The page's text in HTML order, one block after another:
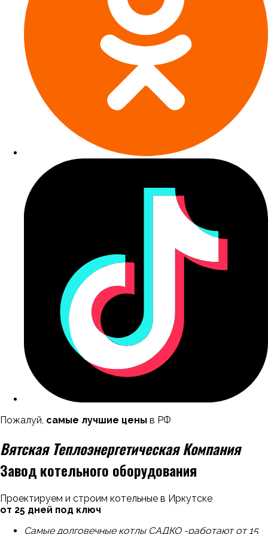
Пожалуй, самые лучшие цены в РФ
Вятская Теплоэнергетическая Компания
Завод котельного оборудования
Проектируем и строим котельные в Иркутске
от 25 дней под ключ
Самые долговечные котлы САДКО -работают от 15